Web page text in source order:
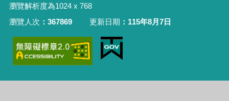
瀏覽解析度為1024 x 768
瀏覽人次
367869 更新日期 115年8月7日